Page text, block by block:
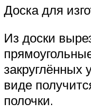
Доска для
Из доски
закруглённых
виде
полочки.